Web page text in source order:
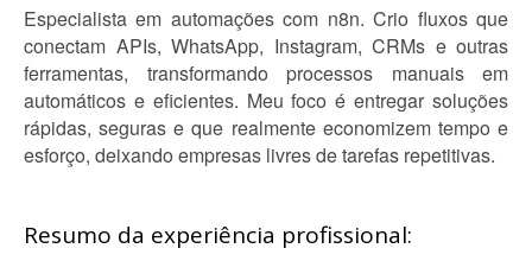
Especialista em automações com n8n. Crio fluxos que
conectam APIs, WhatsApp, Instagram, CRMs e outras
ferramentas, transformando processos manuais em
automáticos e eficientes. Meu foco é entregar soluções
rápidas, seguras e que realmente economizem tempo e
esforço, deixando empresas livres de tarefas repetitivas.
Resumo da experiência profissional: